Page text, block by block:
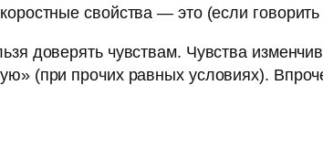
свойства — это (если
доверять чувствам. Чувства
(при прочих равных условиях).